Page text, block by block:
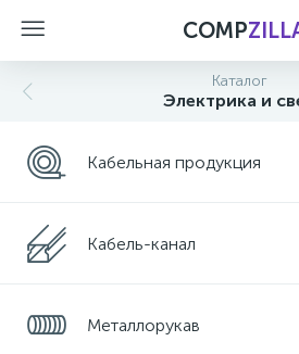
COMP
Каталог
Электрика и
Кабельная продукция
Кабель-канал
Металлорукав